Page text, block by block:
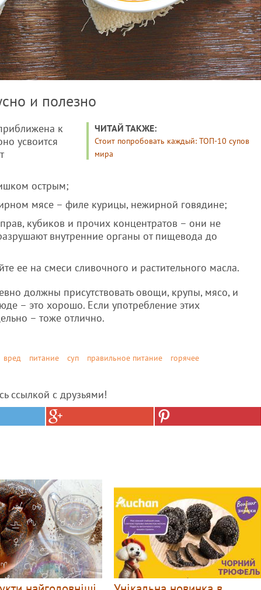
и полезно
ЧИТАЙ ТАКЖЕ:
Стоит попробовать каждый: ТОП-10 супов
мира
к
усвоится
острым;
мясе – филе курицы, нежирной говядине;
кубиков и прочих концентратов – они не
внутренние органы от пищевода до
ее на смеси сливочного и растительного масла.
должны присутствовать овощи, крупы, мясо, и
– это хорошо. Если употребление этих
– тоже отлично.
вред питание суп правильное питание горячее
ссылкой с друзьями!